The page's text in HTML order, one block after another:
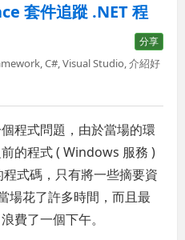
套件追蹤 .NET 程
分享
,C#,Visual Studio,介紹好
程式問題，由於當場的環
的程式 ( Windows 服務 )
式碼，只有將一些摘要資
場花了許多時間，而且最
費了一個下午。